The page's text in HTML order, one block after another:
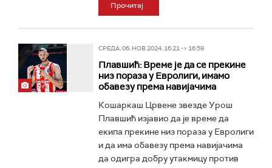
Прочитај
СРЕДА, 06. НОВ 2024, 16:21 -> 16:59
Плавшић: Време је да се прекине
низ пораза у Евролиги, имамо
обавезу према навијачима
Кошаркаш Црвене звезде Урош
Плавшић изјавио да је време да
екипа прекине низ пораза у Евролиги
и да има обавезу према навијачима
да одигра добру утакмицу против